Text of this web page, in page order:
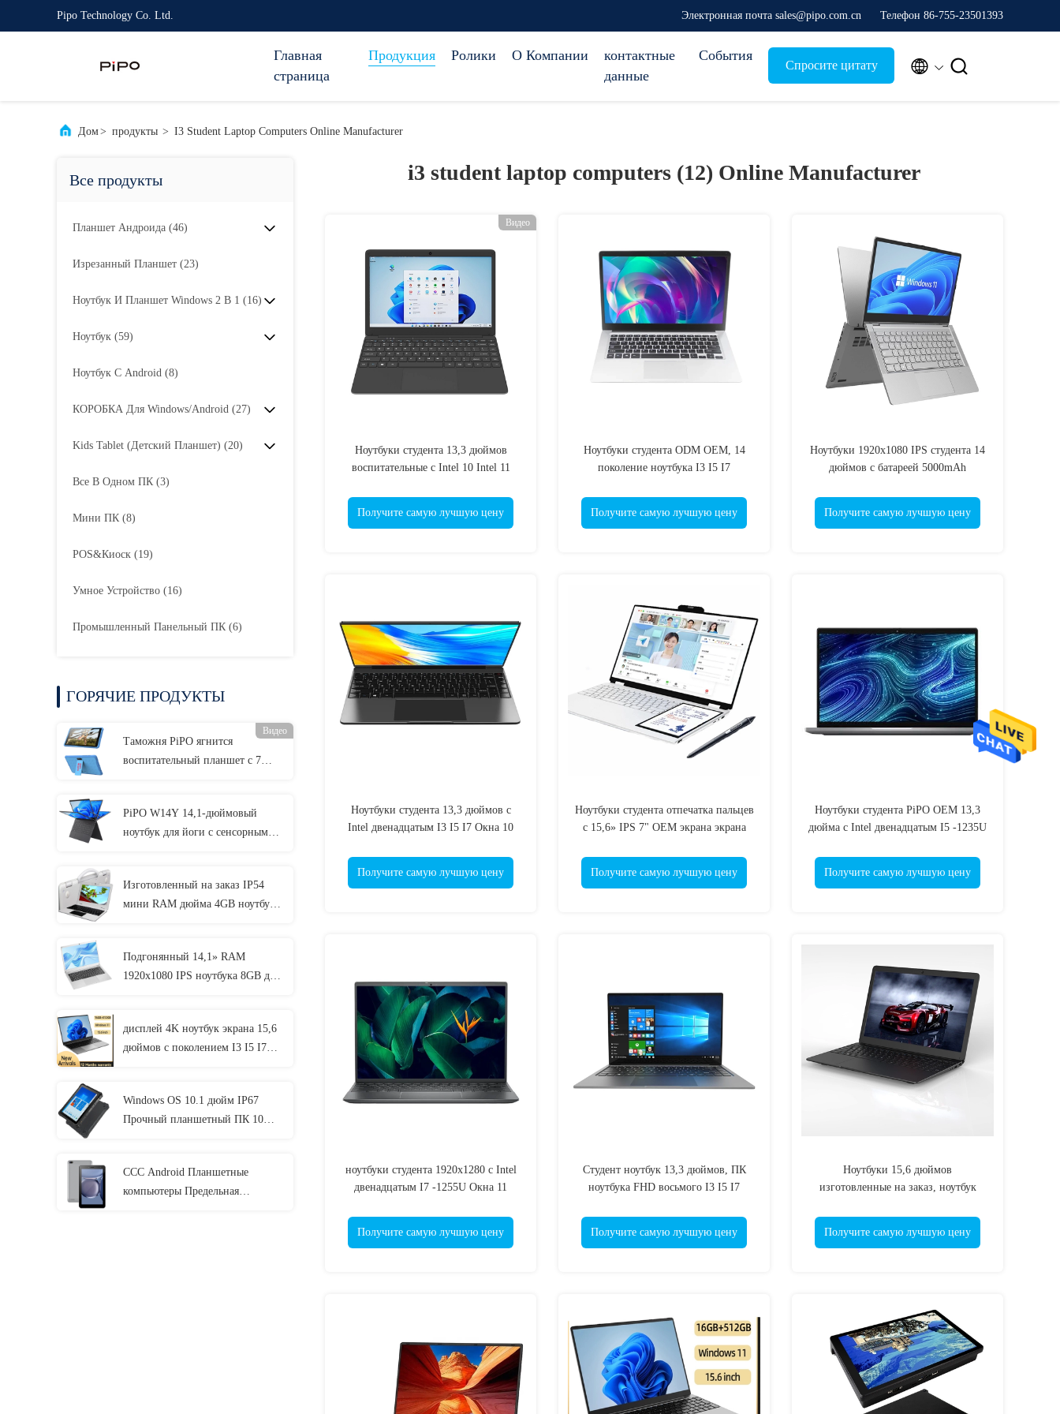
Pipo Technology Co. Ltd. Электронная почта sales@pipo.com.cn Телефон 86-755-23501393
Главная
страница
Продукция Ролики О Компании
контактные
данные
События
Спросите цитату  
Дом> продукты > I3 Student Laptop Computers Online Manufacturer
Все продукты
Планшет Андроида (46)
Изрезанный Планшет (23)
Ноутбук И Планшет Windows 2 В 1 (16)
Ноутбук (59)
Ноутбук С Android (8)
КОРОБКА Для Windows/Android (27)
Kids Tablet (Детский Планшет) (20)
Все В Одном ПК(3)
Мини ПК(8)
POS&киоск (19)
Умное Устройство (16)
Промышленный Панельный ПК(6)
ГОРЯЧИЕ ПРОДУКТЫ
Видео
Таможня PiPO ягнится
воспитательный планшет с 7
PiPO W14Y 14,1-дюймовый
ноутбук для йоги с сенсорным
портативный ноутбук
Изготовленный на заказ IP54
мини RAM дюйма 4GB ноутбука
Подгонянный 14,1» RAM
1920x1080 IPS ноутбука 8GB для
дисплей 4K ноутбук экрана 15,6
дюймов с поколением I3 I5 I7
Windows OS 10.1 дюйм IP67
Прочный планшетный ПК 10
CCC Android Планшетные
компьютеры Предельная
i3 student laptop computers (12) Online Manufacturer
Видео
Ноутбуки студента 13,3 дюймов
воспитательные с Intel 10 Intel 11
Получите самую лучшую цену
Ноутбуки студента ODM OEM, 14
поколение ноутбука I3 I5 I7
Получите самую лучшую цену
Ноутбуки 1920x1080 IPS студента 14
дюймов с батареей 5000mAh
Получите самую лучшую цену
Ноутбуки студента 13,3 дюймов с
Intel двенадцатым I3 I5 I7 Окна 10
Получите самую лучшую цену
Ноутбуки студента отпечатка пальцев
с 15,6» IPS 7" OEM экрана экрана
Получите самую лучшую цену
Ноутбуки студента PiPO OEM 13,3
дюйма с Intel двенадцатым I5 -1235U
Получите самую лучшую цену
ноутбуки студента 1920x1280 с Intel
двенадцатым I7 -1255U Окна 11
Получите самую лучшую цену
Студент ноутбук 13,3 дюймов, ПК
ноутбука FHD восьмого I3 I5 I7
Получите самую лучшую цену
Ноутбуки 15,6 дюймов
изготовленные на заказ, ноутбук
Получите самую лучшую цену